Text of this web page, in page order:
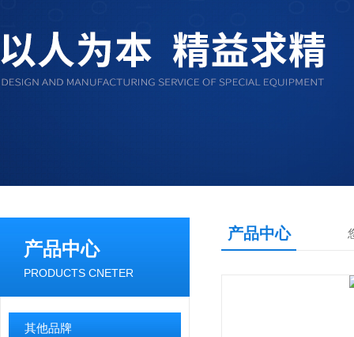
产品中心
PRODUCTS CNETER
其他品牌
产品中心